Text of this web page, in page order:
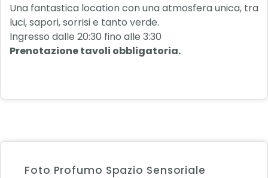
Una fantastica location con una atmosfera unica, tra
luci, sapori, sorrisi e tanto verde.
Ingresso dalle 20:30 fino alle 3:30
Prenotazione tavoli obbligatoria.
Foto Profumo Spazio Sensoriale